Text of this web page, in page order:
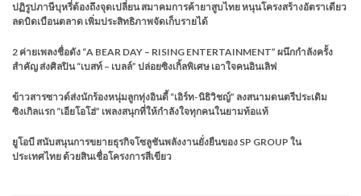
ปฏิรูปภาษีบุหรี่ต้องถึงจุดเปลี่ยน สมาคมการค้ายาสูบไทย หนุนโครงสร้างอัตราเดียว
ลดบิดเบือนตลาด เพิ่มประสิทธิภาพจัดเก็บรายได้
2 ค่ายเพลงชื่อดัง “A BEAR DAY – RISING ENTERTAINMENT” ผนึกกำลังครั้ง
สำคัญ ส่งศิลปิน “เบสท์ – เบลล์” ปล่อยซิงเกิ้ลพิเศษ เอาใจคนอินเลิฟ
ข้าวสารซาวด์ส่งนักร้องหนุ่มลูกทุ่งอินดี้ “เอิร์ท-นิธิวิชญ์” ลงสนามดนตรีประเดิม
ซิงเกิลแรก “เอียโอโฮ่” เพลงสนุกที่ให้กำลังใจทุกคนในยามท้อแท้
ยูโอบี สนับสนุนการขยายธุรกิจโซลูชันพลังงานยั่งยืนของ SP GROUP ใน
ประเทศไทย ด้วยสินเชื่อโครงการสีเขียว